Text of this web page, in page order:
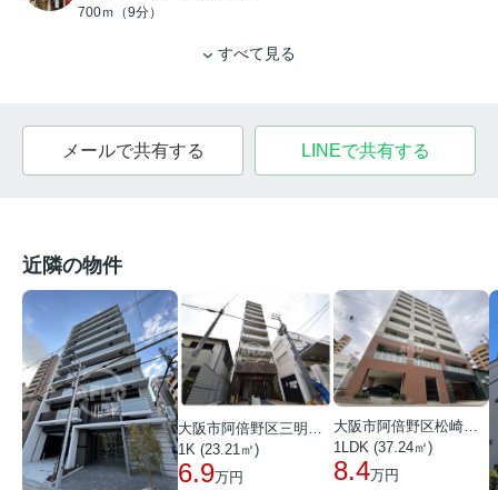
700ｍ（9分）
すべて見る
メールで共有する LINEで共有する
近隣の物件
大阪市阿倍野区三明町２丁目
1K (23.21㎡)
6.9万円
大阪市阿倍野区松崎町２丁目
1LDK (37.24㎡)
8.4万円